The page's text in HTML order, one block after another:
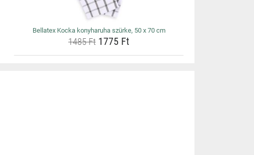
Bellatex Kocka konyharuha szürke, 50 x 70 cm
1485 Ft 1775 Ft